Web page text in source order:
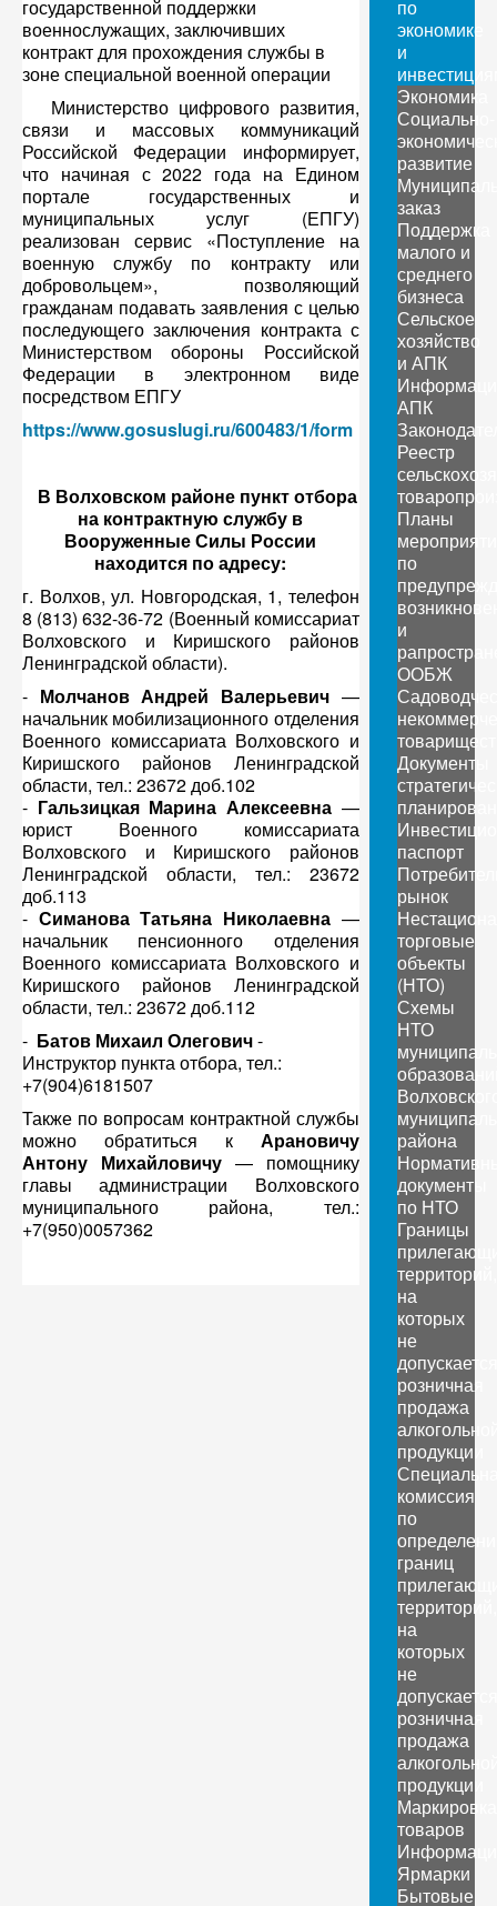
государственной поддержки
военнослужащих, заключивших
контракт для прохождения службы в
зоне специальной военной операции
Министерство цифрового развития,
связи и массовых коммуникаций
Российской Федерации информирует,
что начиная с 2022 года на Едином
портале государственных и
муниципальных услуг (ЕПГУ)
реализован сервис «Поступление на
военную службу по контракту или
добровольцем», позволяющий
гражданам подавать заявления с целью
последующего заключения контракта с
Министерством обороны Российской
Федерации в электронном виде
посредством ЕПГУ
https://www.gosuslugi.ru/600483/1/form
В Волховском районе пункт отбора
на контрактную службу в
Вооруженные Силы России
находится по адресу:
г. Волхов, ул. Новгородская, 1, телефон
8 (813) 632-36-72 (Военный комиссариат
Волховского и Киришского районов
Ленинградской области).
- Молчанов Андрей Валерьевич —
начальник мобилизационного отделения
Военного комиссариата Волховского и
Киришского районов Ленинградской
области, тел.: 23672 доб.102
- Гальзицкая Марина Алексеевна —
юрист Военного комиссариата
Волховского и Киришского районов
Ленинградской области, тел.: 23672
доб.113
- Симанова Татьяна Николаевна —
начальник пенсионного отделения
Военного комиссариата Волховского и
Киришского районов Ленинградской
области, тел.: 23672 доб.112
- Батов Михаил Олегович-
Инструктор пункта отбора, тел.:
+7(904)6181507
Также по вопросам контрактной службы
можно обратиться к Арановичу
Антону Михайловичу— помощнику
главы администрации Волховского
муниципального района, тел.:
+7(950)0057362
по
экономике
и
Экономика
Социально-
развитие
заказ
Поддержка
малого и
среднего
бизнеса
Сельское
хозяйство
и АПК
АПК
Реестр
Планы
по
и
ООБЖ
Документы
паспорт
рынок
торговые
объекты
(НТО)
Схемы
НТО
района
документы
по НТО
Границы
территорий,
на
которых
не
допускается
розничная
продажа
продукции
комиссия
по
границ
территорий,
на
которых
не
допускается
розничная
продажа
продукции
Маркировка
товаров
Ярмарки
Бытовые